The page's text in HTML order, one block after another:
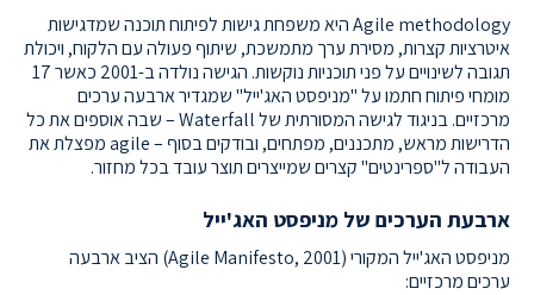
Agile methodology היא משפחת גישות לפיתוח תוכנה שמדגישות
איטרציות קצרות, מסירת ערך מתמשכת, שיתוף פעולה עם הלקוח, ויכולת
תגובה לשינויים על פני תוכניות נוקשות. הגישה נולדה ב-2001 כאשר 17
מומחי פיתוח חתמו על "מניפסט האג'ייל" שמגדיר ארבעה ערכים
מרכזיים. בניגוד לגישה המסורתית של Waterfall – שבה אוספים את כל
הדרישות מראש, מתכננים, מפתחים, ובודקים בסוף – agile מפצלת את
העבודה ל"ספרינטים" קצרים שמייצרים תוצר עובד בכל מחזור.
ארבעת הערכים של מניפסט האג'ייל
מניפסט האג'ייל המקורי (Agile Manifesto, 2001) הציב ארבעה
ערכים מרכזיים: